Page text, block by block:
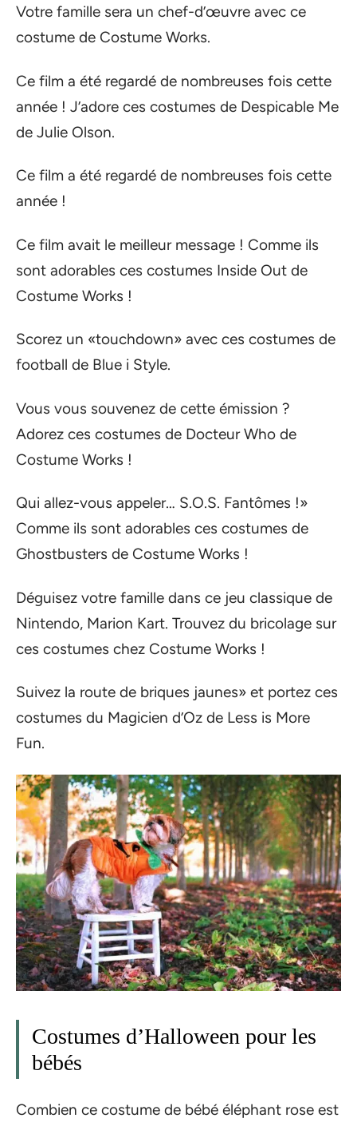
Votre famille sera un chef-d’œuvre avec ce
costume de Costume Works.
Ce film a été regardé de nombreuses fois cette
année ! J’adore ces costumes de Despicable Me
de Julie Olson.
Ce film a été regardé de nombreuses fois cette
année !
Ce film avait le meilleur message ! Comme ils
sont adorables ces costumes Inside Out de
Costume Works !
Scorez un «touchdown» avec ces costumes de
football de Blue i Style.
Vous vous souvenez de cette émission ?
Adorez ces costumes de Docteur Who de
Costume Works !
Qui allez-vous appeler… S.O.S. Fantômes !»
Comme ils sont adorables ces costumes de
Ghostbusters de Costume Works !
Déguisez votre famille dans ce jeu classique de
Nintendo, Marion Kart. Trouvez du bricolage sur
ces costumes chez Costume Works !
Suivez la route de briques jaunes» et portez ces
costumes du Magicien d’Oz de Less is More
Fun.
Costumes d’Halloween pour les
bébés
Combien ce costume de bébé éléphant rose est